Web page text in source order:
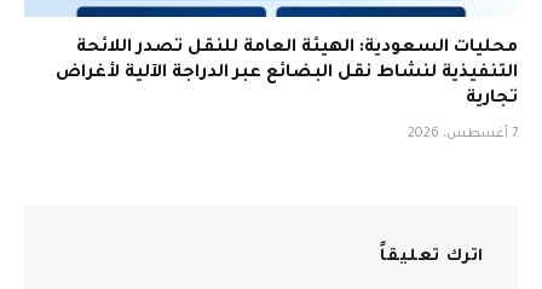
محليات السعودية: الهيئة العامة للنقل تصدر اللائحة
التنفيذية لنشاط نقل البضائع عبر الدراجة الآلية لأغراض
تجارية
7 أغسطس، 2026
اترك تعليقاً